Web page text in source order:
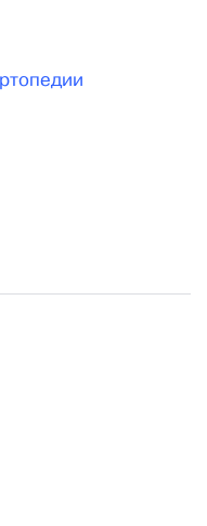
«Планета ОРТО»
по выгодным